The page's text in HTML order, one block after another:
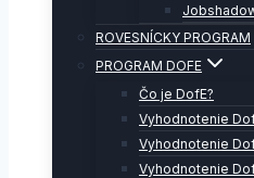
ROVESNÍCKY PROGRAM
PROGRAM DOFE
Čo je DofE?
Vyhodnotenie
Vyhodnotenie
Vyhodnotenie